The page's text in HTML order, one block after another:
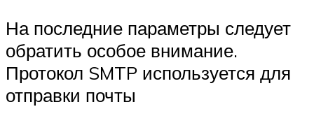
На последние параметры следует
обратить особое внимание.
Протокол SMTP используется для
отправки почты